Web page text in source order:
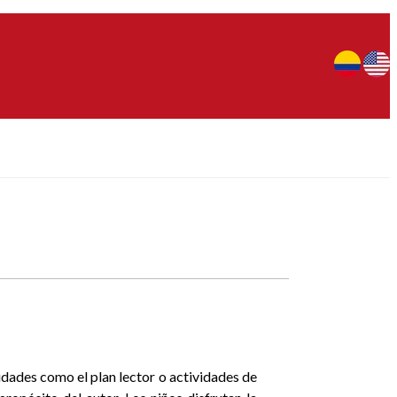
como el plan lector o actividades de